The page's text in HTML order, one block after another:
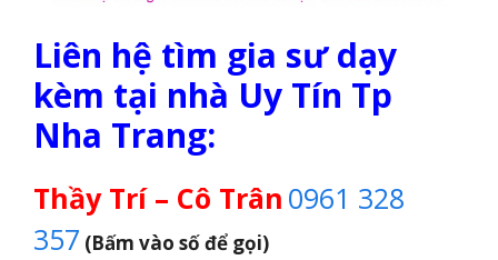
Liên hệ tìm gia sư dạy
kèm tại nhà Uy Tín Tp
Nha Trang:
Thầy Trí – Cô Trân 0961 328
357 (Bấm vào số để gọi)